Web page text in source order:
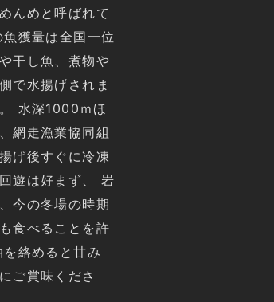
んめと呼ばれて
獲量は全国一位
干し魚、煮物や
で水揚げされま
水深1000ｍほ
網走漁業協同組
げ後すぐに冷凍
遊は好まず、 岩
今の冬場の時期
食べることを許
絡めると甘み
ご賞味くださ